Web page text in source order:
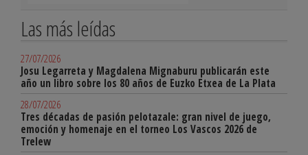
Las más leídas
27/07/2026
Josu Legarreta y Magdalena Mignaburu publicarán este
año un libro sobre los 80 años de Euzko Etxea de La Plata
28/07/2026
Tres décadas de pasión pelotazale: gran nivel de juego,
emoción y homenaje en el torneo Los Vascos 2026 de
Trelew